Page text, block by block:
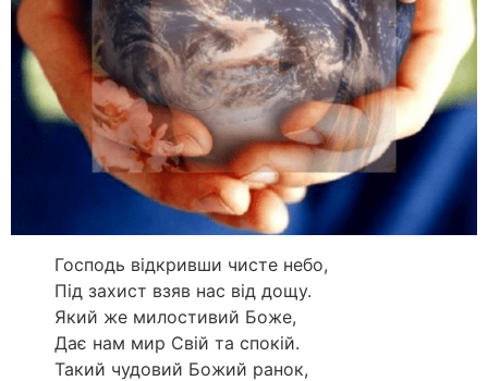
Господь відкривши чисте небо,
Під захист взяв нас від дощу.
Який же милостивий Боже,
Дає нам мир Свій та спокій.
Такий чудовий Божий ранок,